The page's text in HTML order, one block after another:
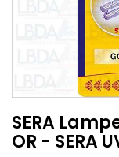
SERA
OR - SERA